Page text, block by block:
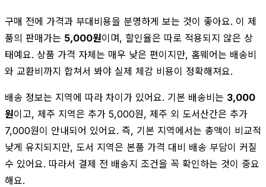
구매 전에 가격과 부대비용을 분명하게 보는 것이 좋아요. 이 제
품의 판매가는 5,000원이며, 할인율은 따로 적용되지 않은 상
태예요. 상품 가격 자체는 매우 낮은 편이지만, 홈웨어는 배송비
와 교환비까지 합쳐서 봐야 실제 체감 비용이 정확해져요.
배송 정보는 지역에 따라 차이가 있어요. 기본 배송비는 3,000
원이고, 제주 지역은 추가 5,000원, 제주 외 도서산간은 추가
7,000원이 안내되어 있어요. 즉, 기본 지역에서는 총액이 비교적
낮게 유지되지만, 도서 지역은 본품 가격 대비 배송 부담이 커질
수 있어요. 따라서 결제 전 배송지 조건을 꼭 확인하는 것이 중요
해요.